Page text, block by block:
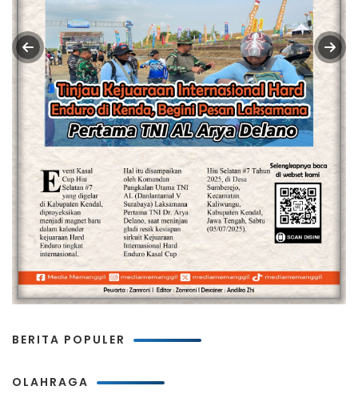
BERITA POPULER
OLAHRAGA